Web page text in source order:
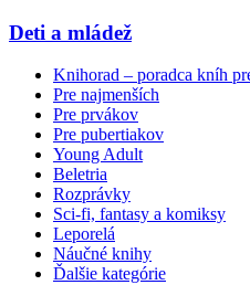
Deti a mládež
Knihorad – poradca kníh
Pre najmenších
Pre prvákov
Pre pubertiakov
Young Adult
Beletria
Rozprávky
Sci-fi, fantasy a komiksy
Leporelá
Náučné knihy
Ďalšie kategórie